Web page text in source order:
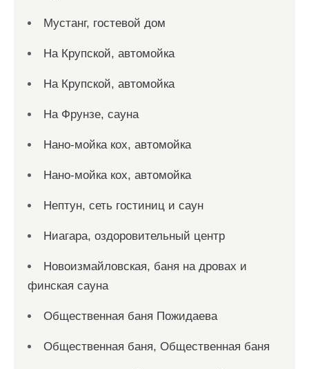
Мустанг, гостевой дом
На Крупской, автомойка
На Крупской, автомойка
На Фрунзе, сауна
Нано-мойка кох, автомойка
Нано-мойка кох, автомойка
Нептун, сеть гостиниц и саун
Ниагара, оздоровительный центр
Новоизмайловская, баня на дровах и
финская сауна
Общественная баня Пожидаева
Общественная баня, Общественная баня